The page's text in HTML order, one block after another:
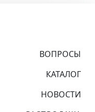
ВОПРОСЫ
КАТАЛОГ
НОВОСТИ